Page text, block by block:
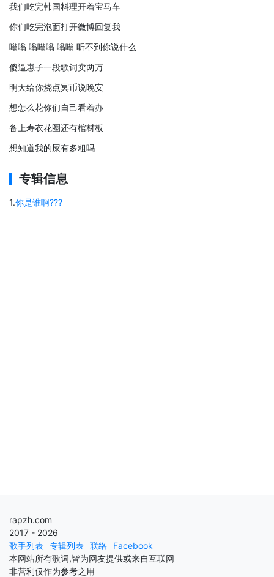
我们吃完韩国料理开着宝马车
你们吃完泡面打开微博回复我
嗡嗡 嗡嗡嗡 嗡嗡 听不到你说什么
傻逼崽子一段歌词卖两万
明天给你烧点冥币说晚安
想怎么花你们自己看着办
备上寿衣花圈还有棺材板
想知道我的屎有多粗吗
专辑信息
1.你是谁啊???
rapzh.com
2017 - 2026
歌手列表 专辑列表 联络
Facebook
本网站所有歌词,皆为网友提供或来自互联网
非营利仅作为参考之用